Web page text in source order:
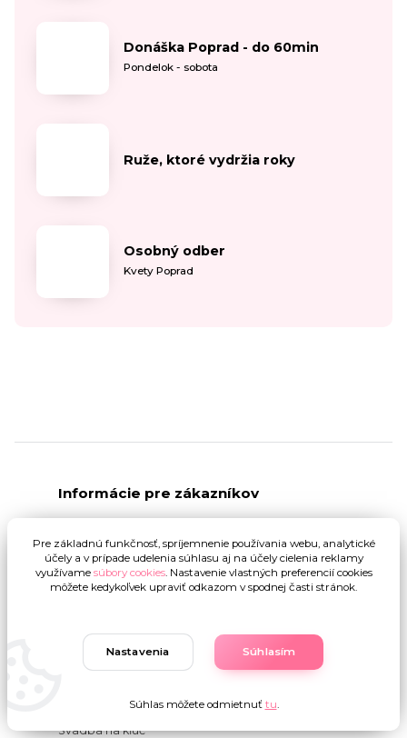
Donáška Poprad - do 60min
Pondelok - sobota
Ruže, ktoré vydržia roky
Osobný odber
Kvety Poprad
Informácie pre zákazníkov
Ako nakupovať
Doprava a platba
GDPR
Vrátenie tovaru
Svadba na kľúč
Pre základnú funkčnosť, spríjemnenie používania webu, analytické
účely a v prípade udelenia súhlasu aj na účely cielenia reklamy
využívame súbory cookies. Nastavenie vlastných preferencií cookies
môžete kedykoľvek upraviť odkazom v spodnej časti stránok.
Nastavenia Súhlasím
Súhlas môžete odmietnuť tu.